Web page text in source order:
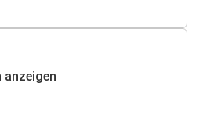
anzeigen